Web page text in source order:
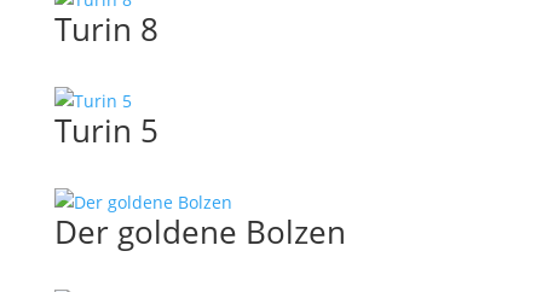
Turin 8
Turin 5
Der goldene Bolzen